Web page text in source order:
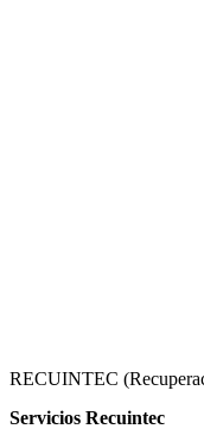
RECUINTEC
Servicios Recuintec